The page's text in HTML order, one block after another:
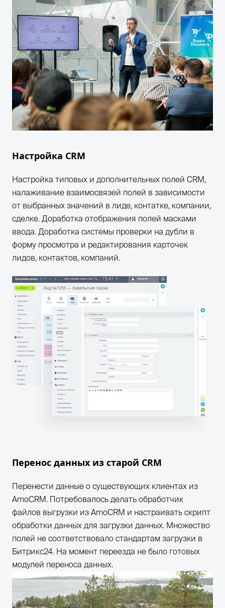
Настройка CRM
Настройка типовых и дополнительных полей CRM,
налаживание взаимосвязей полей в зависимости
от выбранных значений в лиде, контатке, компании,
сделке. Доработка отображения полей масками
ввода. Доработка системы проверки на дубли в
форму просмотра и редактирования карточек
лидов, контактов, компаний.
Перенос данных из старой CRM
Перенести данные о существующих клиентах из
AmoCRM. Потребовалось делать обработчик
файлов выгрузки из AmoCRM и настраивать скрипт
обработки данных для загрузки данных. Множество
полей не соответствовало стандартам загрузки в
Битрикс24. На момент переезда не было готовых
модулей переноса данных.